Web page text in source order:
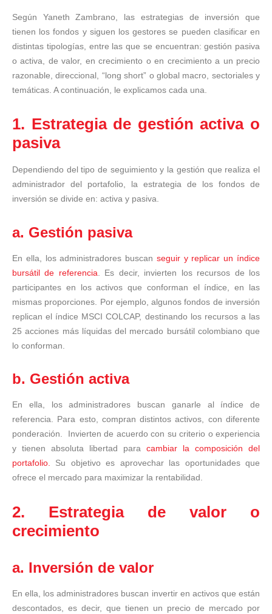
Según Yaneth Zambrano, las estrategias de inversión que
tienen los fondos y siguen los gestores se pueden clasificar en
distintas tipologías, entre las que se encuentran: gestión pasiva
o activa, de valor, en crecimiento o en crecimiento a un precio
razonable, direccional, “long short” o global macro, sectoriales y
temáticas. A continuación, le explicamos cada una.
1. Estrategia de gestión activa o
pasiva
Dependiendo del tipo de seguimiento y la gestión que realiza el
administrador del portafolio, la estrategia de los fondos de
inversión se divide en: activa y pasiva.
a. Gestión pasiva
En ella, los administradores buscan seguir y replicar un índice
bursátil de referencia . Es decir, invierten los recursos de los
participantes en los activos que conforman el índice, en las
mismas proporciones. Por ejemplo, algunos fondos de inversión
replican el índice MSCI COLCAP, destinando los recursos a las
25 acciones más líquidas del mercado bursátil colombiano que
lo conforman.
b. Gestión activa
En ella, los administradores buscan ganarle al índice de
referencia. Para esto, compran distintos activos, con diferente
ponderación. Invierten de acuerdo con su criterio o experiencia
y tienen absoluta libertad para cambiar la composición del
portafolio.
Su objetivo es aprovechar las oportunidades que
ofrece el mercado para maximizar la rentabilidad.
2. Estrategia de valor o
crecimiento
a. Inversión de valor
En ella, los administradores buscan invertir en activos que están
descontados, es decir, que tienen un precio de mercado por